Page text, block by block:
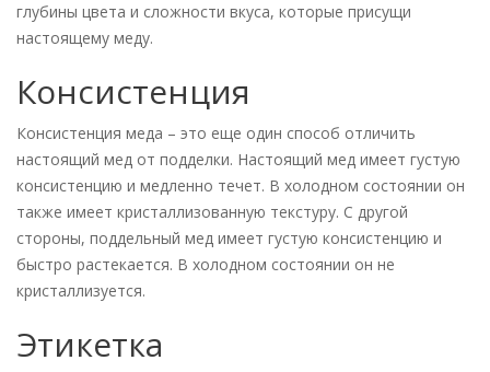
глубины цвета и сложности вкуса, которые присущи
настоящему меду.
Консистенция
Консистенция меда – это еще один способ отличить
настоящий мед от подделки. Настоящий мед имеет густую
консистенцию и медленно течет. В холодном состоянии он
также имеет кристаллизованную текстуру. С другой
стороны, поддельный мед имеет густую консистенцию и
быстро растекается. В холодном состоянии он не
кристаллизуется.
Этикетка